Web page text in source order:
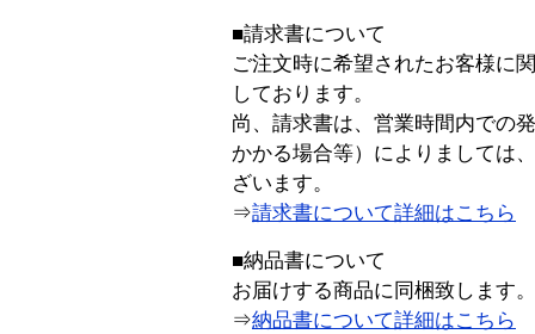
■請求書について
ご注文時に希望されたお客様に
しております。
尚、請求書は、営業時間内での
かかる場合等）によりましては
ざいます。
⇒請求書について詳細はこちら
■納品書について
お届けする商品に同梱致します。
⇒納品書について詳細はこちら